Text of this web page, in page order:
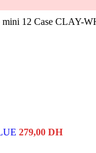
12 Case CLAY-
279,00 DH